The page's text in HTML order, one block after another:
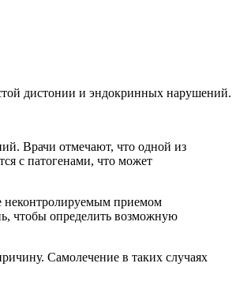
дистонии и эндокринных нарушений.
Врачи отмечают, что одной из
с патогенами, что может
неконтролируемым приемом
чтобы определить возможную
Самолечение в таких случаях